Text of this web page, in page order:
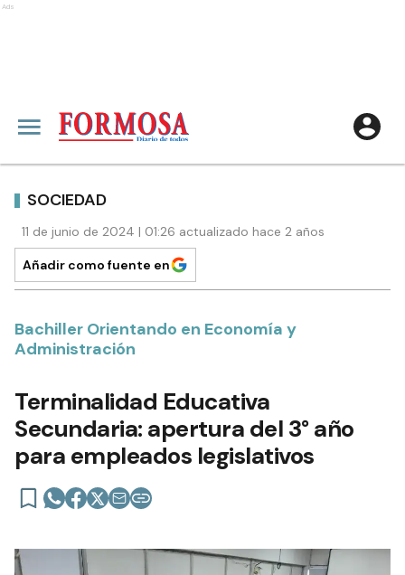
Ads
SOCIEDAD
11 de junio de 2024 | 01:26 actualizado hace 2 años
Añadir como fuente en
Bachiller Orientando en Economía y
Administración
Terminalidad Educativa
Secundaria: apertura del 3° año
para empleados legislativos